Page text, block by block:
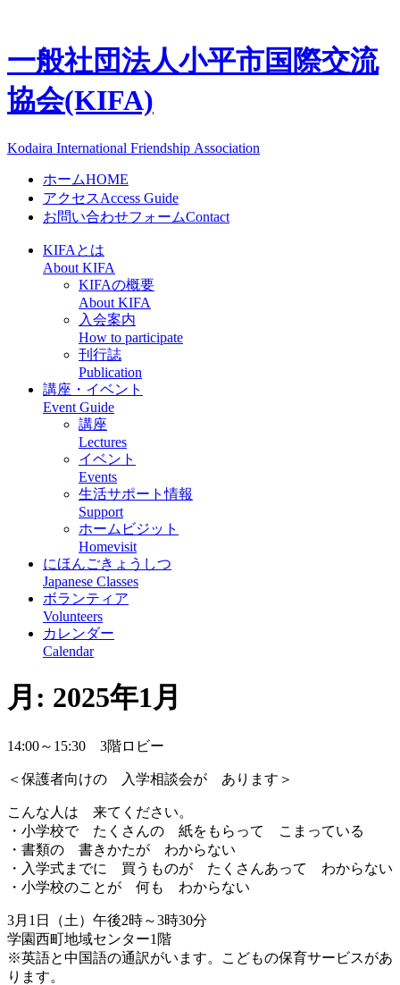
一般社団法人小平市国際交流
協会(KIFA)
Kodaira International Friendship Association
ホームHOME
アクセスAccess Guide
お問い合わせフォームContact
KIFAとは
About KIFA
KIFAの概要
About KIFA
入会案内
How to participate
刊行誌
Publication
講座・イベント
Event Guide
講座
Lectures
イベント
Events
生活サポート情報
Support
ホームビジット
Homevisit
にほんごきょうしつ
Japanese Classes
ボランティア
Volunteers
カレンダー
Calendar
月: 2025年1月
14:00～15:30 3階ロビー
＜保護者向けの 入学相談会が あります＞
こんな人は 来てください。
・小学校で たくさんの 紙をもらって こまっている
・書類の 書きかたが わからない
・入学式までに 買うものが たくさんあって わからない
・小学校のことが 何も わからない
3月1日（土）午後2時～3時30分
学園西町地域センター1階
※英語と中国語の通訳がいます。こどもの保育サービスがあ
ります。